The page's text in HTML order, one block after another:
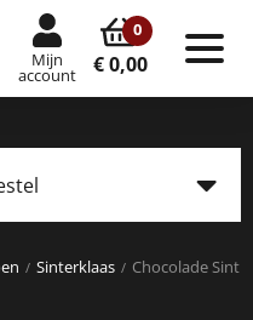
Mijn
account
0
€ 0,00
Sinterklaas
Chocolade Sint